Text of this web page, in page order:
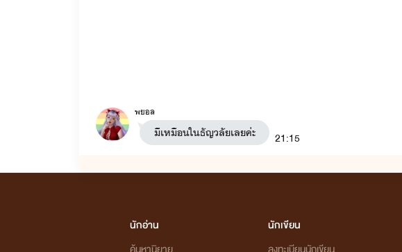
: ชาร์ล x ของขวัญ มีลูกคือ เจ้าขา ขุนพล เจ้าหญิง (ใน
เมียหมอ: คริส x มายด์ มีลูก อาทิตย์ ทานตะวัน (เพื่อนของชาร์ลแล
-เลี้ยงรัก เจ้าขา x เลกซัส
-น้องชายขุนพล x นับดาว (ในเรื่องจะมีเรื่องพี่สาว: ทานตะวัน x
คลั่งรัก: เดฟ x จันทร์เจ้า (เดฟจะอยู่ในแก๊ง อาทิตย์ กาย)
พยอล
21:15
มีเหมือนในธัญวลัยเลยค่ะ
นักอ่าน
นักเขียน